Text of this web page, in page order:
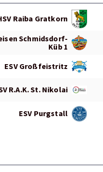
Raiba Gratkorn
Schmidsdorf-
Küb 1
ESV Großfeistritz
R.A.K. St. Nikolai
ESV Purgstall